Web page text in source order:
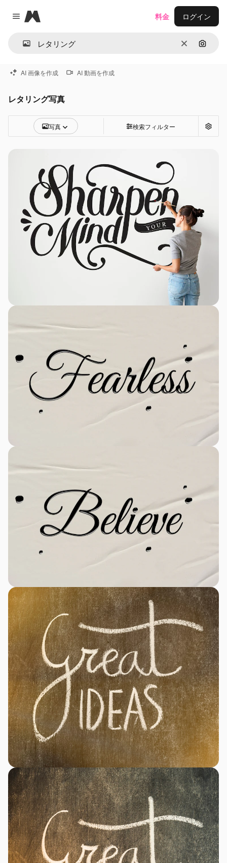
Close menu
Magnific
消去 画像で
料金 ログイン
AI 画像を作成 AI 動画を作成
レタリング写真
写真 検索フィルター